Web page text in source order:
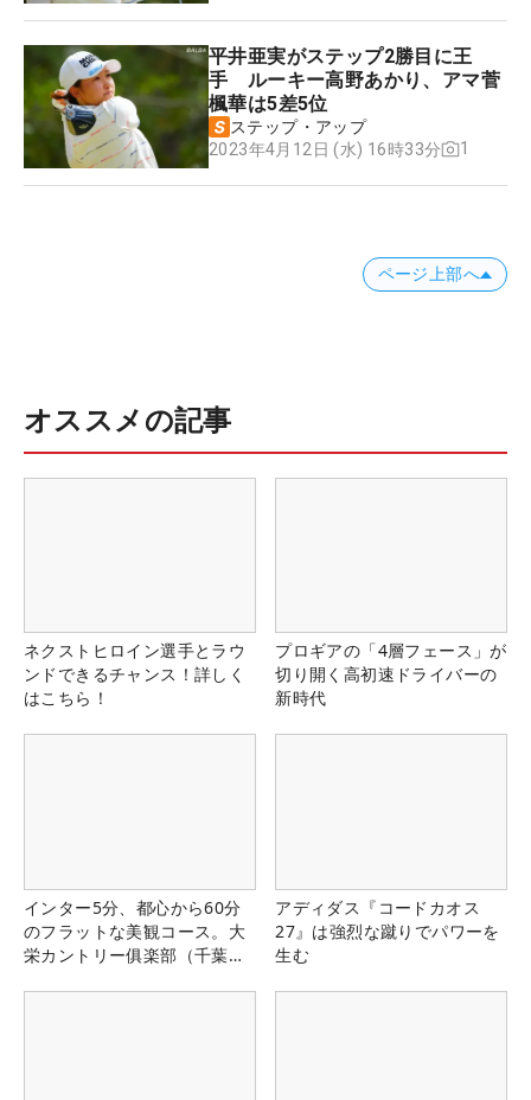
平井亜実がステップ2勝目に王
手 ルーキー高野あかり、アマ菅
楓華は5差5位
ステップ・アップ
2023年4月12日 (水) 16時33分
1
ページ上部へ
オススメの記事
ネクストヒロイン選手とラウ
ンドできるチャンス！詳しく
はこちら！
プロギアの「4層フェース」が
切り開く高初速ドライバーの
新時代
インター5分、都心から60分
のフラットな美観コース。大
栄カントリー俱楽部（千葉
アディダス『コードカオス
27』は強烈な蹴りでパワーを
生む